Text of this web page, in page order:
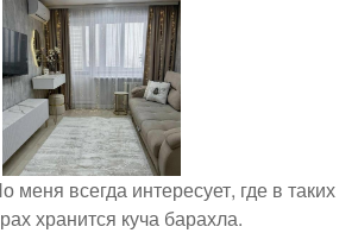
меня всегда интересует, где в таких
хранится куча барахла.